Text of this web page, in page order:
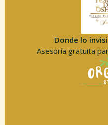
Donde lo
Asesoría gratuita